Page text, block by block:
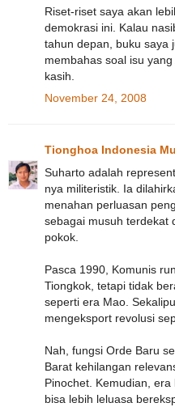
Riset-riset saya akan
demokrasi ini. Kalau
tahun depan, buku saya
membahas soal isu
kasih.
November 24, 2008
Tionghoa Indonesia
Suharto adalah
nya militeristik. Ia
menahan perluasan
sebagai musuh terdekat
pokok.
Pasca 1990, Komunis
Tiongkok, tetapi tidak
seperti era Mao.
mengeksport revolusi
Nah, fungsi Orde Baru
Barat kehilangan
Pinochet. Kemudian,
bisa lebih leluasa